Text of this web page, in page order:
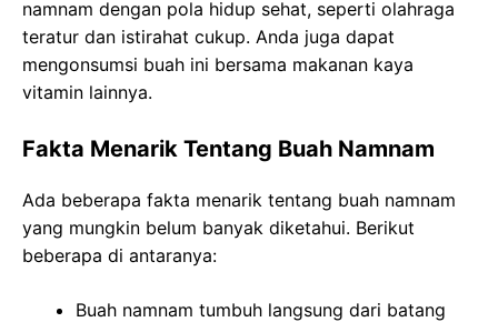
namnam dengan pola hidup sehat, seperti olahraga
teratur dan istirahat cukup. Anda juga dapat
mengonsumsi buah ini bersama makanan kaya
vitamin lainnya.
Fakta Menarik Tentang Buah Namnam
Ada beberapa fakta menarik tentang buah namnam
yang mungkin belum banyak diketahui. Berikut
beberapa di antaranya:
Buah namnam tumbuh langsung dari batang